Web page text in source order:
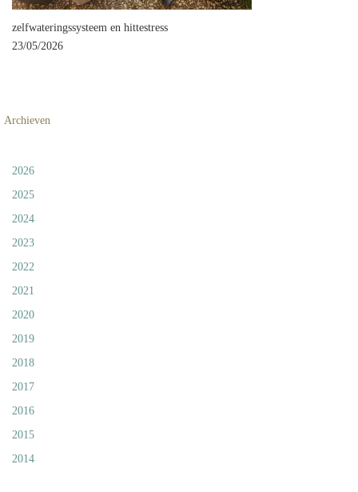
zelfwateringssysteem en hittestress
23/05/2026
Archieven
2026
2025
2024
2023
2022
2021
2020
2019
2018
2017
2016
2015
2014